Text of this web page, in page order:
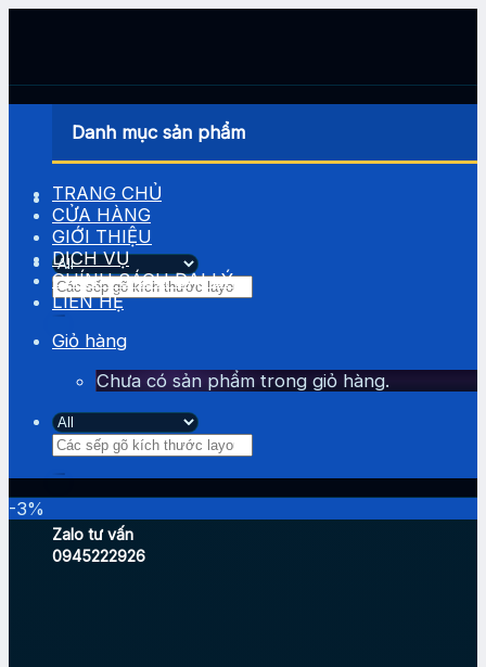
Tìm
kiếm:
Zalo tư vấn
0945222926
Danh mục sản phẩm
TRANG CHỦ
CỬA HÀNG
GIỚI THIỆU
DỊCH VỤ
CHÍNH SÁCH ĐẠI LÝ
LIÊN HỆ
Giỏ hàng
Chưa có sản phẩm trong giỏ hàng.
Tìm
kiếm:
-3%